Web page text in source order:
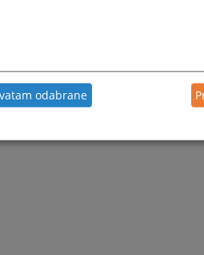
odabrane